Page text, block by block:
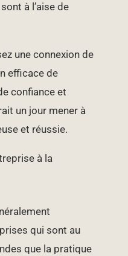
à l’aise de
une connexion de
efficace de
confiance et
un jour mener à
et réussie.
à la
qui sont au
que la pratique